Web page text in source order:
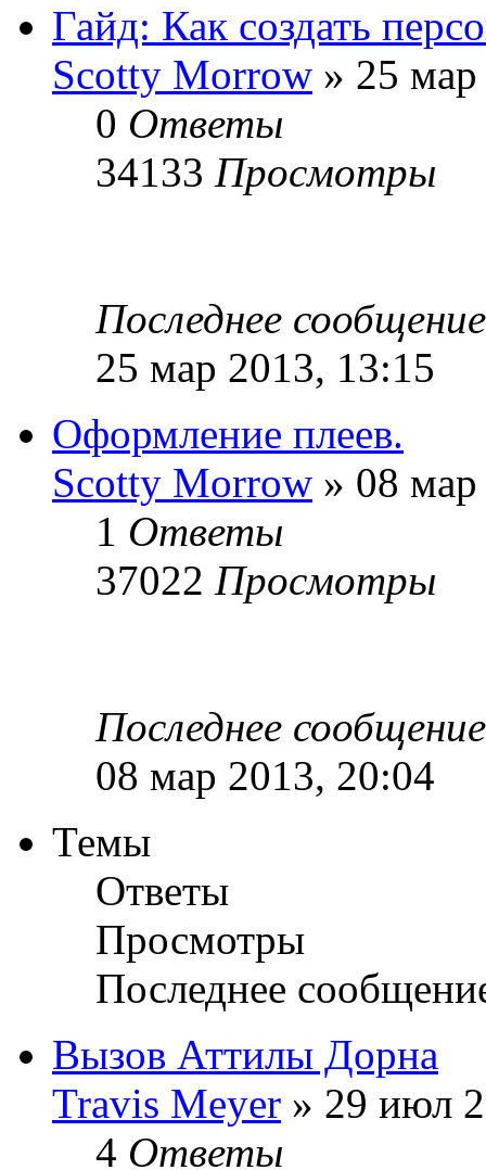
Гайд: Как создать
Sсotty Morrow » 25
0 Ответы
34133 Просмотры
Последнее
25 мар 2013, 13:15
Оформление плеев.
Sсotty Morrow » 08
1 Ответы
37022 Просмотры
Последнее
08 мар 2013, 20:04
Темы
Ответы
Просмотры
Последнее
Вызов Аттилы Дорна
Travis Meyer » 29 июл
4 Ответы